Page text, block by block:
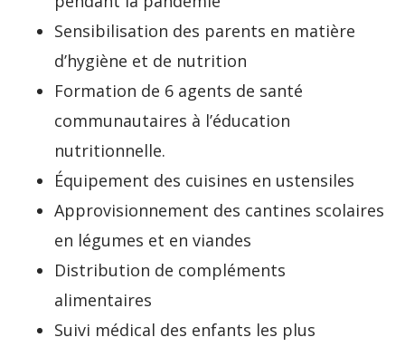
Sensibilisation des parents en matière
d’hygiène et de nutrition
Formation de 6 agents de santé
communautaires à l’éducation
nutritionnelle.
Équipement des cuisines en ustensiles
Approvisionnement des cantines scolaires
en légumes et en viandes
Distribution de compléments
alimentaires
Suivi médical des enfants les plus